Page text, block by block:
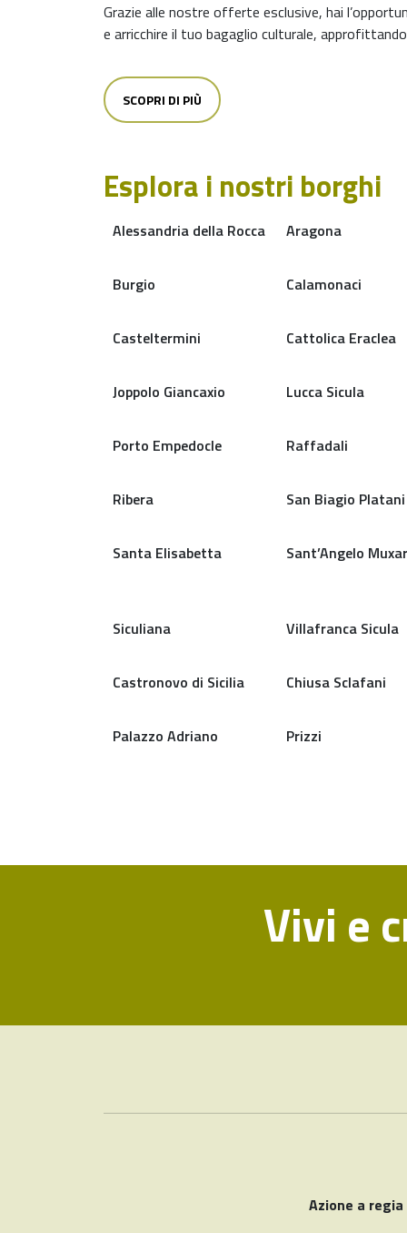
Grazie alle nostre offerte esclusive, hai
e arricchire il tuo bagaglio culturale,
SCOPRI DI PIÙ
Esplora i nostri borghi
Alessandria della Rocca Aragona
Burgio Calamonaci
Casteltermini Cattolica Eraclea
Joppolo Giancaxio Lucca Sicula
Porto Empedocle Raffadali
Ribera San Biagio Platani
Santa Elisabetta Sant’Angelo
Siculiana Villafranca Sicula
Castronovo di Sicilia Chiusa Sclafani
Palazzo Adriano Prizzi
Vivi e
Azione a regia